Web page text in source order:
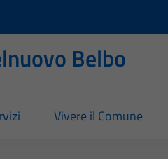
Belbo
Vivere il Comune